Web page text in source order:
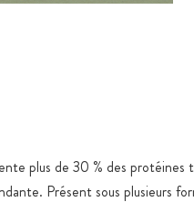
plus de 30 % des
Présent sous plusieurs